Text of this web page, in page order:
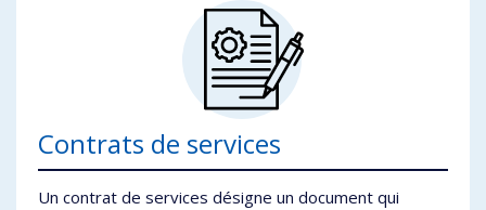
Contrats de services
Un contrat de services désigne un document qui